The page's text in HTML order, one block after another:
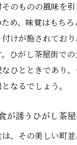
のものの風味を
め、味覚はもち
けが施されてお
ひがし茶屋街で
ひとときであり
なるでしょう。
が誘うひがし茶
、その美しい町